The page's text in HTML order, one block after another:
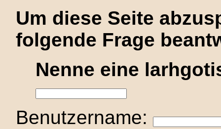
Um diese Seite
folgende Frage
Nenne eine
Benutzername: